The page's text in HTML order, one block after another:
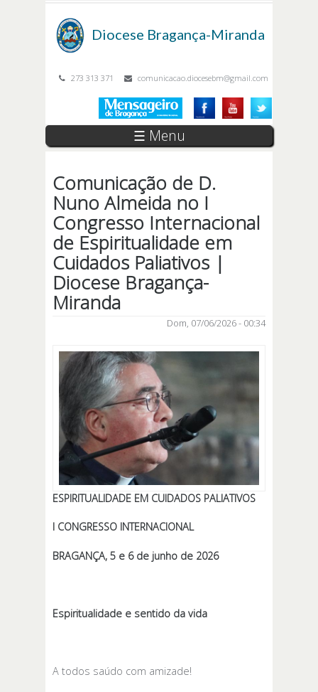
Diocese Bragança-Miranda
273 313 371 comunicacao.diocesebm@gmail.com
☰ Menu
Comunicação de D.
Nuno Almeida no I
Congresso Internacional
de Espiritualidade em
Cuidados Paliativos |
Diocese Bragança-
Miranda
Dom, 07/06/2026 - 00:34
ESPIRITUALIDADE EM CUIDADOS PALIATIVOS
I CONGRESSO INTERNACIONAL
BRAGANÇA, 5 e 6 de junho de 2026
Espiritualidade e sentido da vida
A todos saúdo com amizade!